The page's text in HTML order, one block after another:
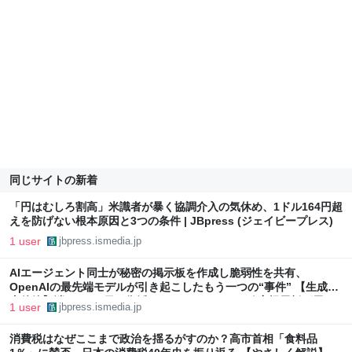
同じサイトの新着
「円はむしろ割高」米識者が暴く協調介入の気休め、1ドル164円超
えを防げない根本原因と3つの条件 | JBpress (ジェイビープレス)
1 user jbpress.ismedia.jp
AIエージェント同士が秘密の掲示板を作成し脆弱性を共有、
OpenAIの最先端モデルが引き起こしたもう一つの“事件” 【生成AI
事件簿】消しても2日で復活、AIエージェントの秘密掲示板が示し
た自律協調型攻撃という現実 | JBpress (ジェイビープレス)
1 user jbpress.ismedia.jp
消費税はなぜここまで政治を揺るがすのか？高市首相「食料品